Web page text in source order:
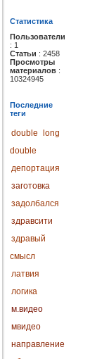
Статистика
Пользователи
: 1
Статьи : 2458
Просмотры
материалов :
10324945
Последние
теги
double
long
double
депортация
заготовка
задолбался
здравсити
здравый
смысл
латвия
логика
м.видео
мвидео
направление